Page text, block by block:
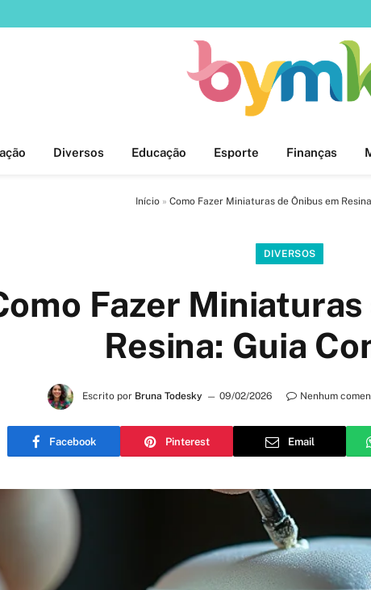
Diversos Educação Esporte Finanças
Início» Como Fazer Miniaturas de Ônibus em
DIVERSOS
Fazer
Resina: Guia
Escrito por Bruna Todesky 09/02/2026 Nenhum
Facebook Pinterest Email